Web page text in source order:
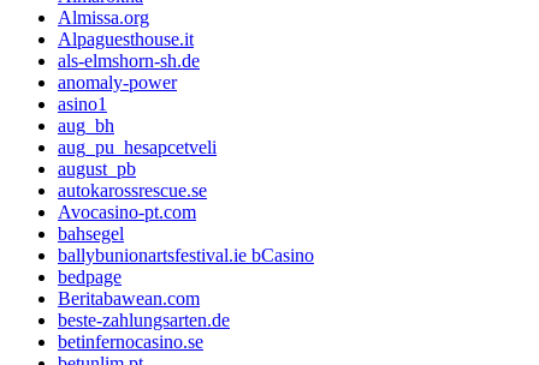
Almissa.org
Alpaguesthouse.it
als-elmshorn-sh.de
anomaly-power
asino1
aug_bh
aug_pu_hesapcetveli
august_pb
autokarossrescue.se
Avocasino-pt.com
bahsegel
ballybunionartsfestival.ie bCasino
bedpage
Beritabawean.com
beste-zahlungsarten.de
betinfernocasino.se